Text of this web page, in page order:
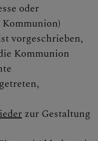
oder
vorgeschrieben,
Kommunion
zur Gestaltung